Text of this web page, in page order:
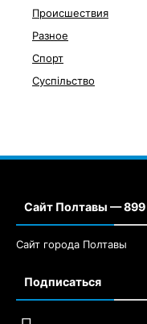
Происшествия
Разное
Спорт
Суспільство
Сайт Полтавы — 899
Сайт города Полтавы
Подписаться